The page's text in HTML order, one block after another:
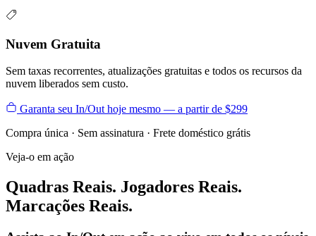
Nuvem Gratuita
Sem taxas recorrentes, atualizações gratuitas e todos os recursos da
nuvem liberados sem custo.
Garanta seu In/Out hoje mesmo — a partir de $299
Compra única · Sem assinatura · Frete doméstico grátis
Veja-o em ação
Quadras Reais. Jogadores Reais.
Marcações Reais.